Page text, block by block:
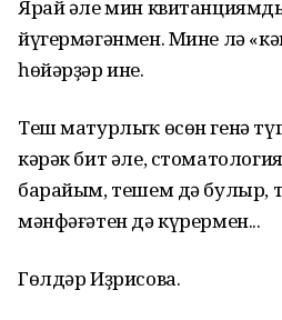
Ярай әле мин
йүгермәгәнмен. Мине лә
һөйәрҙәр ине.
Теш матурлыҡ өсөн генә
кәрәк бит әле,
барайым, тешем дә булыр,
мәнфәғәтен дә күрермен...
Гөлдәр Иҙрисова.